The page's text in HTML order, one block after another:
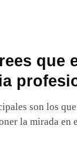
que
son los
la mirada en